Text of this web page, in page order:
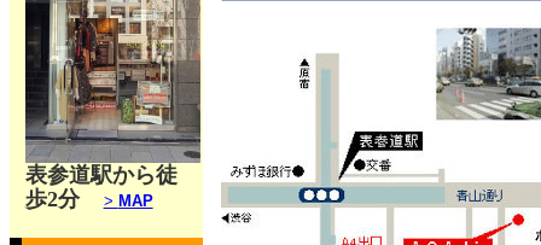
表参道駅から徒
歩2分
> MAP